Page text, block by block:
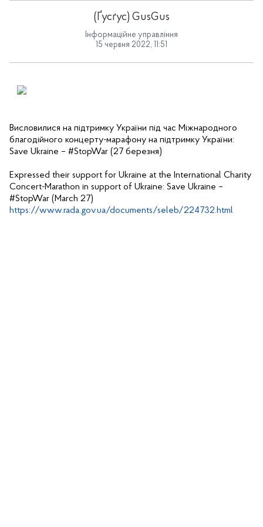
(Ґусґус) GusGus
Інформаційне управління
15 червня 2022, 11:51
Висловилися на підтримку України під час Міжнародного
благодійного концерту-марафону на підтримку України:
Save Ukraine – #StopWar (27 березня)
Expressed their support for Ukraine at the International Charity
Concert-Marathon in support of Ukraine: Save Ukraine –
#StopWar (March 27)
https://www.rada.gov.ua/documents/seleb/224732.html